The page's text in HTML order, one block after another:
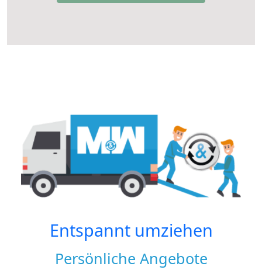
Entspannt umziehen
Persönliche Angebote